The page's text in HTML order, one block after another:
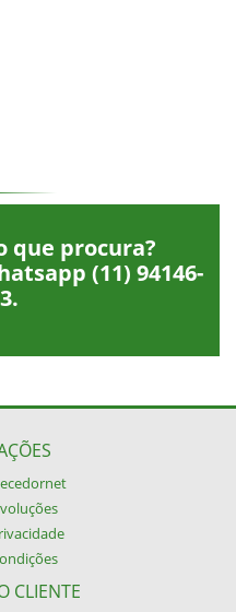
que procura?
(11) 94146-
.
CLIENTE